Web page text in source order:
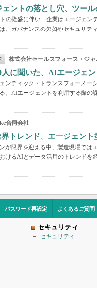
ントの落とし穴、ツー
の隆盛に伴い、企業はエージェ
、ガバナンスの欠如やセキュリテ
株式会社セールスフォース・ジャ
に聞いた、AIエージェ
ンティック・トランスフォーメー
。AIエージェントを利用する際の
合同会社
界トレンド、エージェン
が限界を迎える中、製造現場で
けるAIとデータ活用のトレンド
パスワード再設定 よくあるご質問
セキュリティ
セキュリティ